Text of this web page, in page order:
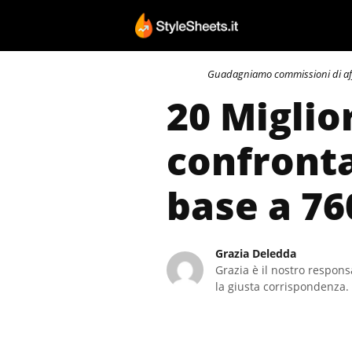
contenuto
Guadagniamo commissioni di
20
base a
Grazia Deledda
Grazia è il nostro
la giusta